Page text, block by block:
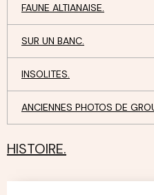
FAUNE ALTIANAISE.
SUR UN BANC.
INSOLITES.
ANCIENNES PHOTOS DE
HISTOIRE.